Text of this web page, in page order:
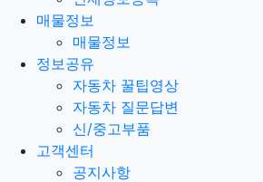
매물정보
매물정보
정보공유
자동차 꿀팁영상
자동차 질문답변
신/중고부품
고객센터
공지사항